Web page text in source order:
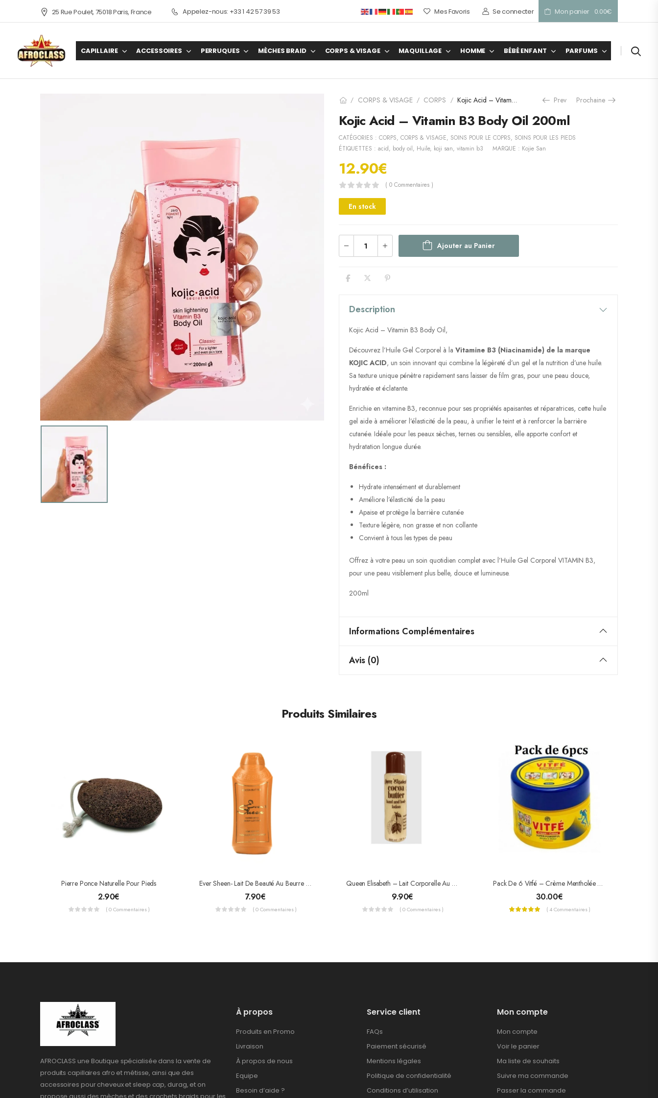
25 Rue Poulet, 75018 Paris, France Appelez-nous: +33 1 42 57 39 53 Mes Favoris Se connecter Mon panier 0.00€
CAPILLAIRE ACCESSOIRES PERRUQUES MÈCHES BRAID CORPS & VISAGE MAQUILLAGE HOMME BÉBÉ ENFANT PARFUMS
/ CORPS & VISAGE / CORPS / Kojic Acid – Vitamin B3 Body Oil 200ml Prev Prochaine
Kojic Acid – Vitamin B3 Body Oil 200ml
CATÉGORIES : CORPS, CORPS & VISAGE, SOINS POUR LE COPRS, SOINS POUR LES PIEDS
ÉTIQUETTES : acid, body oil, Huile, koji san, vitamin b3 MARQUE : Kojie San
12.90€
( 0 Commentaires )
En stock
Ajouter au Panier
Description
Kojic Acid – Vitamin B3 Body Oil,
Découvrez l’Huile Gel Corporel à la Vitamine B3 (Niacinamide) de la marque
KOJIC ACID, un soin innovant qui combine la légèreté d’un gel et la nutrition d’une huile.
Sa texture unique pénètre rapidement sans laisser de film gras, pour une peau douce,
hydratée et éclatante.
Enrichie en vitamine B3, reconnue pour ses propriétés apaisantes et réparatrices, cette huile
gel aide à améliorer l’élasticité de la peau, à unifier le teint et à renforcer la barrière
cutanée. Idéale pour les peaux sèches, ternes ou sensibles, elle apporte confort et
hydratation longue durée.
Bénéfices :
Hydrate intensément et durablement
Améliore l’élasticité de la peau
Apaise et protège la barrière cutanée
Texture légère, non grasse et non collante
Convient à tous les types de peau
Offrez à votre peau un soin quotidien complet avec l’Huile Gel Corporel VITAMIN B3,
pour une peau visiblement plus belle, douce et lumineuse.
200ml
Informations Complémentaires
Avis (0)
Produits Similaires
Pierre Ponce Naturelle Pour Pieds
2.90€
( 0 Commentaires )
Ever Sheen- Lait De Beauté Au Beurre De Cacao – Cocoa Butter Lotion 500 ML
7.90€
( 0 Commentaires )
Queen Elisabeth – Lait Corporelle Au Beurre De Cacao – Cocoa Butter Lotion 800 ML
9.90€
( 0 Commentaires )
Pack De 6 Vitfé – Crème Mentholée Pour Douleurs Super Powerful
30.00€
( 4 Commentaires )
AFROCLASS une Boutique spécialisée dans la vente de
produits capillaires afro et métisse, ainsi que des
accessoires pour cheveux et sleep cap, durag, et on
À propos
Produits en Promo
Livraison
À propos de nous
Equipe
Besoin d’aide ?
Service client
FAQs
Paiement sécurisé
Mentions légales
Politique de confidentialité
Conditions d’utilisation
Mon compte
Mon compte
Voir le panier
Ma liste de souhaits
Suivre ma commande
Passer la commande